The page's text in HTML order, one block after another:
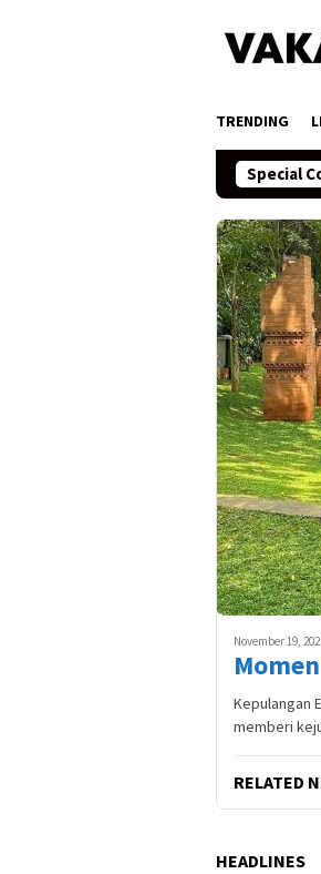
TRENDING
Special
November 19,
Kepulangan
memberi
RELATED
HEADLINES